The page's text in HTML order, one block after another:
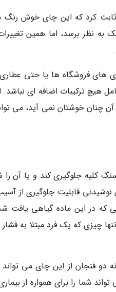
نظر برسد، اما همین
فروشگاه ها یا حتی
هیچ ترکیبات اضافه ای نباشد.
چنان خوشتان نمی آید، می
کلیه جلوگیری کند و یا
قابلیت جلوگیری از
در این ماده گیاهی یافت
چیزی که یک فرد مبتلا به
دو فنجان از این چای می
شما را برای همواره از